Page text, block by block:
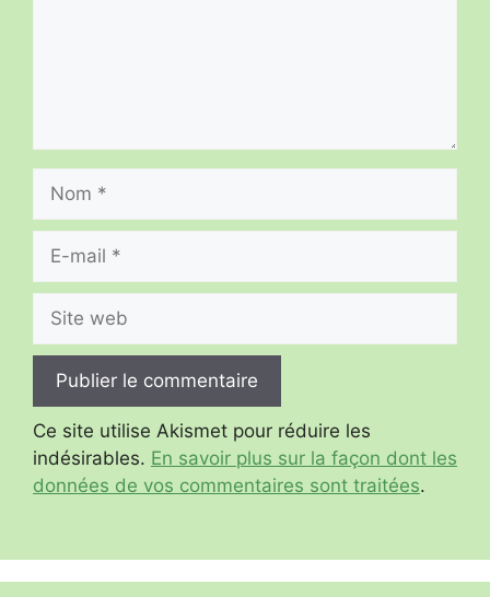
mail
web
Ce site utilise Akismet pour réduire les
indésirables. En savoir plus sur la façon dont les
données de vos commentaires sont traitées.